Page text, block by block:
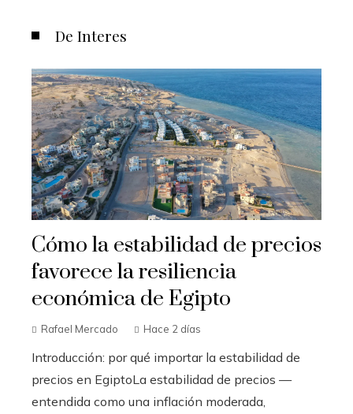
De Interes
Cómo la estabilidad de precios
favorece la resiliencia
económica de Egipto
Rafael Mercado Hace 2 días
Introducción: por qué importar la estabilidad de
precios en EgiptoLa estabilidad de precios —
entendida como una inflación moderada,